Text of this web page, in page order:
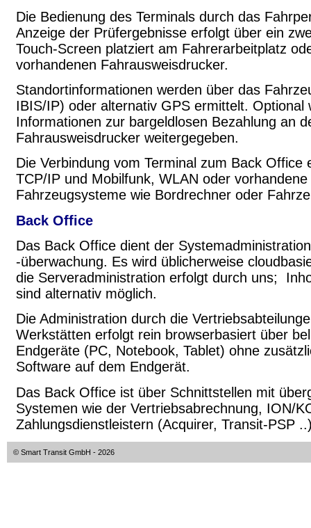
Die Bedienung des Terminals durch das
Anzeige der Prüfergebnisse erfolgt über ein
Touch-Screen platziert am Fahrerarbeitplatz
vorhandenen Fahrausweisdrucker.
Standortinformationen werden über das
IBIS/IP) oder alternativ GPS ermittelt. Optional
Informationen zur bargeldlosen Bezahlung an
Fahrausweisdrucker weitergegeben.
Die Verbindung vom Terminal zum Back Office
TCP/IP und Mobilfunk, WLAN oder vorhandene
Fahrzeugsysteme wie Bordrechner oder
Back Office
Das Back Office dient der
-überwachung. Es wird üblicherweise
die Serveradministration erfolgt durch uns;
sind alternativ möglich.
Die Administration durch die
Werkstätten erfolgt rein browserbasiert über
Endgeräte (PC, Notebook, Tablet) ohne
Software auf dem Endgerät.
Das Back Office ist über Schnittstellen mit
Systemen wie der Vertriebsabrechnung, ION/
Zahlungsdienstleistern (Acquirer, Transit-PSP
© Smart Transit GmbH - 2026